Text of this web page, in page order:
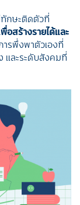
กษะติดตัวที่
พื่อสร้างรายได้และ
ารพึ่งพาตัวเองที่
และระดับสังคมที่